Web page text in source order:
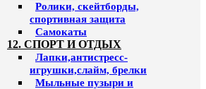
Ролики, скейтборды,
спортивная защита
Самокаты
12. СПОРТ И ОТДЫХ
Лапки,антистресс-
игрушки,слайм, брелки
Мыльные пузыри и